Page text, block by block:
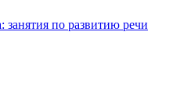
занятия по развитию речи